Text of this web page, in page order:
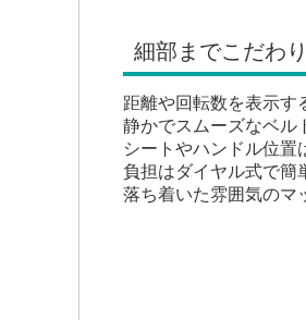
細部までこだわ
距離や回転数を表示す
静かでスムーズなベル
シートやハンドル位置
負担はダイヤル式で簡
落ち着いた雰囲気のマ